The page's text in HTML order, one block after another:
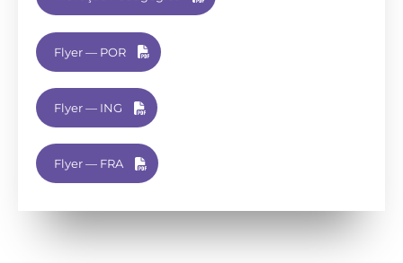
Flyer — POR
Flyer — ING
Flyer — FRA